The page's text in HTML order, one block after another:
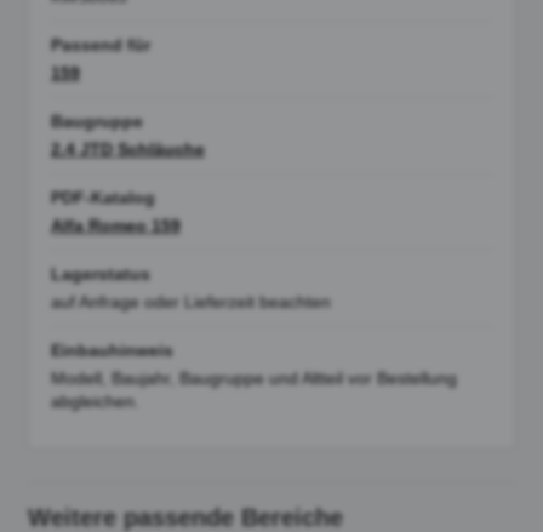
Passend für
159
Baugruppe
2.4 JTD Schläuche
PDF-Katalog
Alfa Romeo 159
Lagerstatus
auf Anfrage oder Lieferzeit beachten
Einbauhinweis
Modell, Baujahr, Baugruppe und Altteil vor Bestellung
abgleichen.
Weitere passende Bereiche